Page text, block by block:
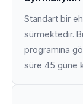
Standart bir
sürmektedir.
programına
süre 45 güne